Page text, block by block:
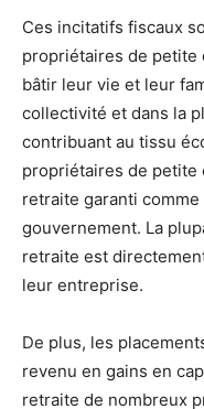
Ces incitatifs fiscaux
propriétaires de
bâtir leur vie et leur
collectivité et dans la
contribuant au tissu
propriétaires de petite
retraite garanti comme
gouvernement. La
retraite est
leur entreprise.
De plus, les
revenu en gains en
retraite de nombreux